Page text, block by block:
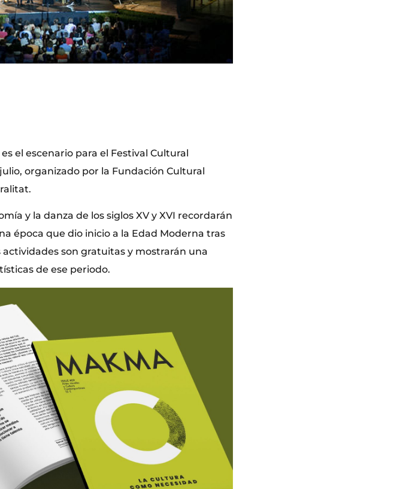
el escenario para el Festival Cultural
organizado por la Fundación Cultural
y la danza de los siglos XV y XVI recordarán
época que dio inicio a la Edad Moderna tras
son gratuitas y mostrarán una
de ese periodo.